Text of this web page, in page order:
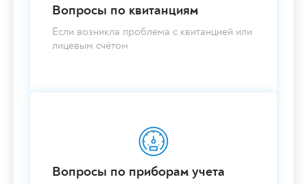
Вопросы по квитанциям
Если возникла проблема с квитанцией или
лицевым счётом
Вопросы по приборам учета